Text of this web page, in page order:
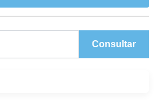
Consultar